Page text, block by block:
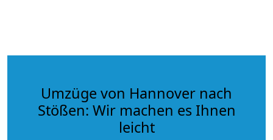
Umzüge von Hannover nach
Stößen: Wir machen es Ihnen
leicht